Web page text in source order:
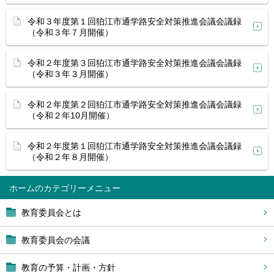
ホーム
教育委員会とは
教育委員会の会議
教育の予算・計画・方針
令和３年度第１回狛江市通学路安全対策推進会議会議録
（令和３年７月開催）
令和２年度第３回狛江市通学路安全対策推進会議会議録
（令和３年３月開催）
令和２年度第２回狛江市通学路安全対策推進会議会議録
（令和２年10月開催）
令和２年度第１回狛江市通学路安全対策推進会議会議録
（令和２年８月開催）